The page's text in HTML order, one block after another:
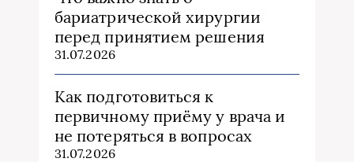
бариатрической хирургии
перед принятием решения
31.07.2026
Как подготовиться к
первичному приёму у врача и
не потеряться в вопросах
31.07.2026